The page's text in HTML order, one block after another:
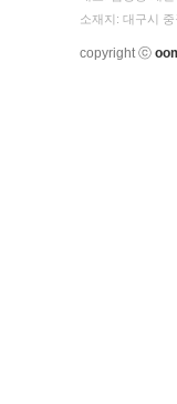
소재지: 대구시
copyright ⓒ